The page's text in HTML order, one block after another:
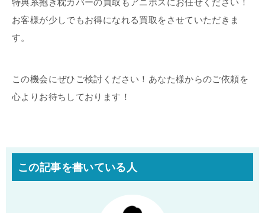
特典系抱き枕カバーの買取もアニポスにお任せください！
お客様が少しでもお得になれる買取をさせていただきま
す。
この機会にぜひご検討ください！あなた様からのご依頼を
心よりお待ちしております！
この記事を書いている人